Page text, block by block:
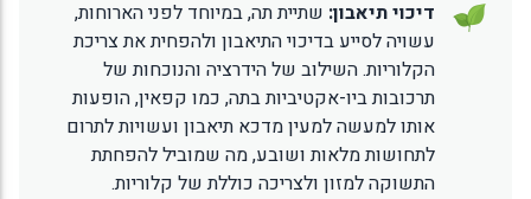
דיכוי תיאבון: שתיית תה, במיוחד לפני הארוחות,
עשויה לסייע בדיכוי התיאבון ולהפחית את צריכת
הקלוריות. השילוב של הידרציה והנוכחות של
תרכובות ביו-אקטיביות בתה, כמו קפאין, הופעות
אותו למעשה למעין מדכא תיאבון ועשויות לתרום
לתחושות מלאות ושובע, מה שמוביל להפחתת
התשוקה למזון ולצריכה כוללת של קלוריות.